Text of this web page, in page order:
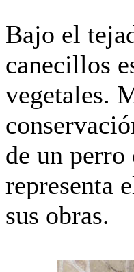
Bajo el
canecillos
vegetales.
de un
representa
sus obras.